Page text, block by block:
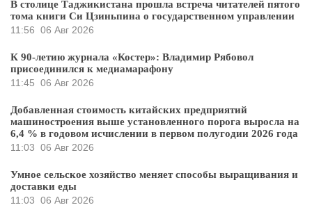
В столице Таджикистана прошла встреча читателей пятого
тома книги Си Цзиньпина о государственном управлении
11:56 06 Авг 2026
К 90-летию журнала «Костер»: Владимир Рябовол
присоединился к медиамарафону
11:45 06 Авг 2026
Добавленная стоимость китайских предприятий
машиностроения выше установленного порога выросла на
6,4 % в годовом исчислении в первом полугодии 2026 года
11:03 06 Авг 2026
Умное сельское хозяйство меняет способы выращивания и
доставки еды
11:03 06 Авг 2026